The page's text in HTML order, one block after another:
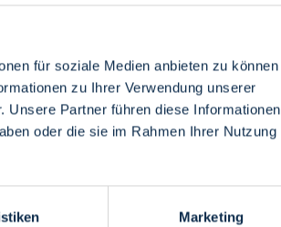
für soziale Medien anbieten zu können
zu Ihrer Verwendung unserer
Unsere Partner führen diese Informationen
oder die sie im Rahmen Ihrer Nutzung
Marketing